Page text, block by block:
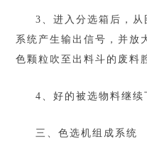
3、进入分选箱后，
系统产生输出信号，并放
色颗粒吹至出料斗的废料
4、好的被选物料继续
三、色选机组成系统